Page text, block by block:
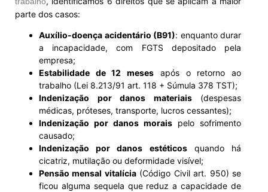
parte dos casos:
Auxílio-doença acidentário (B91): enquanto durar
a incapacidade, com FGTS depositado pela
empresa;
Estabilidade de 12 meses após o retorno ao
trabalho (Lei 8.213/91 art. 118 + Súmula 378 TST);
Indenização por danos materiais(despesas
médicas, próteses, transporte, lucros cessantes);
Indenização por danos morais pelo sofrimento
causado;
Indenização por danos estéticosquando há
cicatriz, mutilação ou deformidade visível;
Pensão mensal vitalícia(Código Civil art. 950) se
ficou alguma sequela que reduz a capacidade de